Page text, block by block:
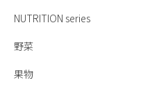
NUTRITION series
野菜
果物